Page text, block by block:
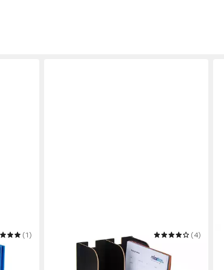
(1)
Stehsammler mit 2 Fächern für DIN
(4)